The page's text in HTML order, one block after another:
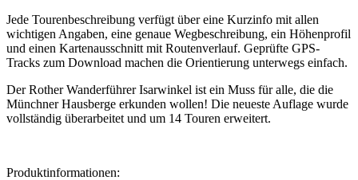
Jede Tourenbeschreibung verfügt über eine Kurzinfo mit allen
wichtigen Angaben, eine genaue Wegbeschreibung, ein Höhenprofil
und einen Kartenausschnitt mit Routenverlauf. Geprüfte GPS-
Tracks zum Download machen die Orientierung unterwegs einfach.
Der Rother Wanderführer Isarwinkel ist ein Muss für alle, die die
Münchner Hausberge erkunden wollen! Die neueste Auflage wurde
vollständig überarbeitet und um 14 Touren erweitert.
Produktinformationen: